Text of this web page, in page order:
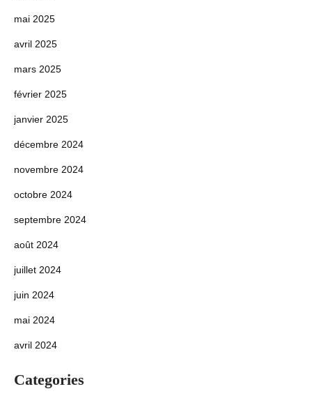
mai 2025
avril 2025
mars 2025
février 2025
janvier 2025
décembre 2024
novembre 2024
octobre 2024
septembre 2024
août 2024
juillet 2024
juin 2024
mai 2024
avril 2024
Categories